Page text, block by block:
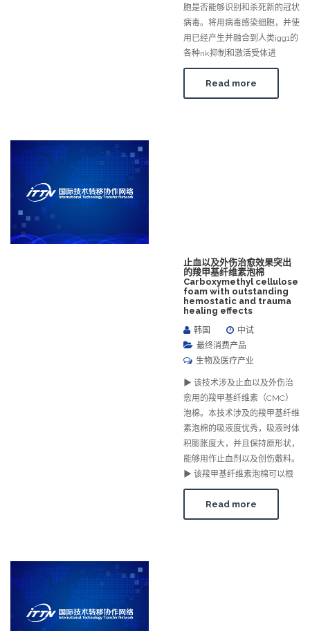
胞是否能够识别和杀死新的冠状
病毒。将用病毒感染细胞，并使
用已经产生并融合到人类igg1的
各种nk抑制和激活受体进
Read more
止血以及外伤治愈效果突出
的羧甲基纤维素泡棉
Carboxymethyl cellulose
foam with outstanding
hemostatic and trauma
healing effects
韩国
中试
最终消费产品
生物及医疗产业
▶ 该技术涉及止血以及外伤治
愈用的羧甲基纤维素（CMC）
泡棉。本技术涉及的羧甲基纤维
素泡棉的吸液度优秀，吸液时体
积膨胀度大，并且保持原形状，
能够用作止血剂以及创伤敷料。
▶ 该羧甲基纤维素泡棉可以根
Read more